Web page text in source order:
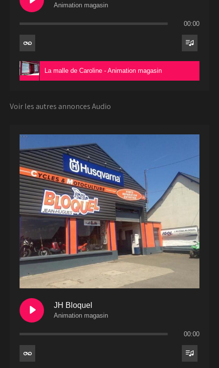
Animation magasin
00:00
La malle de Caroline - Animation magasin
Voir les autres annonces Audio
JH Bloquel
Animation magasin
00:00